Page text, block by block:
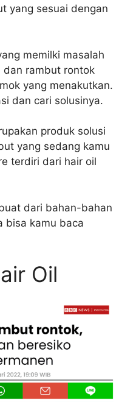
yang sesuai dengan
memilki masalah
rambut rontok
yang menakutkan.
dan cari solusinya.
produk solusi
yang sedang kamu
terdiri dari hair oil
dari bahan-bahan
bisa kamu baca
Oil